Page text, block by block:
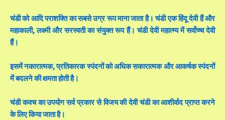
चंडी को आदि पराशक्ति का सबसे उग्र रूप माना जाता है। चंडी एक हिंदू देवी हैं और
महाकाली, लक्ष्मी और सरस्वती का संयुक्त रूप हैं। चंडी देवी महात्म्य में सर्वोच्च देवी
हैं।
इसमें नकारात्मक, प्रतिकारक स्पंदनों को अधिक सकारात्मक और आकर्षक स्पंदनों
में बदलने की क्षमता होती है।
चंडी कवच का उपयोग सर्व प्रकार से विजय की देवी चंडी का आशीर्वाद प्राप्त करने
के लिए किया जाता है।